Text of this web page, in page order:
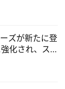
ズが新たに登
化され、ス